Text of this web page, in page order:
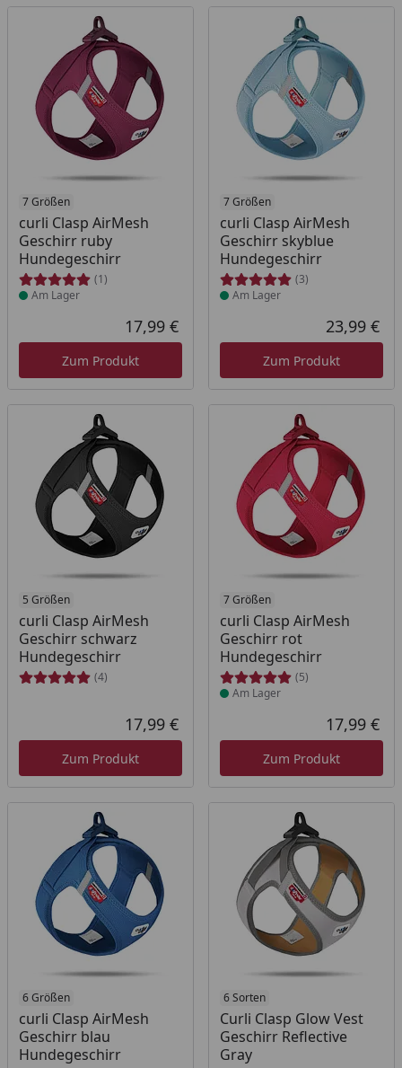
7 Größen
curli Clasp AirMesh
Geschirr ruby
Hundegeschirr
(1)
Produkt am Lager
Am Lager
Aktueller Preis
17,99 €
Zum Produkt
7 Größen
curli Clasp AirMesh
Geschirr skyblue
Hundegeschirr
(3)
Produkt am Lager
Am Lager
23,99 €
Zum Produkt
5 Größen
curli Clasp AirMesh
Geschirr schwarz
Hundegeschirr
(4)
Aktueller Preis
17,99 €
Zum Produkt
7 Größen
curli Clasp AirMesh
Geschirr rot
Hundegeschirr
(5)
Produkt am Lager
Am Lager
17,99 €
Zum Produkt
6 Größen
curli Clasp AirMesh
Geschirr blau
Hundegeschirr
Produkt am Lager 6 Sorten
Curli Clasp Glow Vest
Geschirr Reflective
Gray
Produkt am Lager